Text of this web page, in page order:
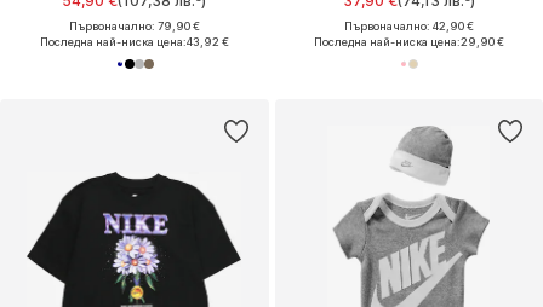
Първоначално: 79,90 €
Последна най-ниска цена:43,92 €
Първоначално: 42,90 €
Последна най-ниска цена:29,90 €